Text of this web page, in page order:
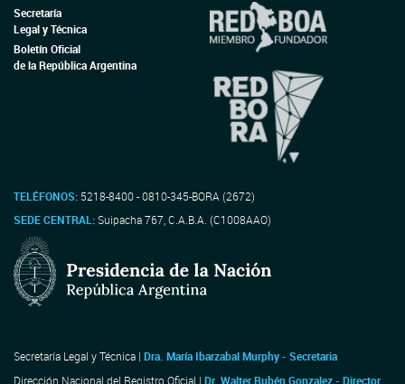
Secretaría
Legal y Técnica
Boletín Oficial
de la República Argentina
TELÉFONOS: 5218-8400 - 0810-345-BORA (2672)
SEDE CENTRAL:Suipacha 767, C.A.B.A. (C1008AAO)
Secretaría Legal y Técnica | Dra. María Ibarzabal Murphy - Secretaria
Dirección Nacional del Registro Oficial | Dr. Walter Rubén Gonzalez - Director